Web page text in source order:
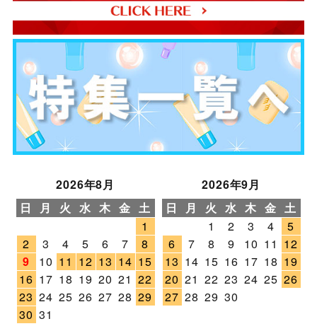
2026年8月
日
月 火 水 木 金 土
1
2
3 4 5 6 7
8
9
10 11 12 13 14 15
16 17 18 19 20 21 22
23 24 25 26 27 28 29
30 31
2026年9月
日
月 火 水 木 金 土
1
2 3 4
5
6
7 8 9 10 11 12
13 14 15 16 17 18 19
20 21 22 23 24 25 26
27 28 29 30